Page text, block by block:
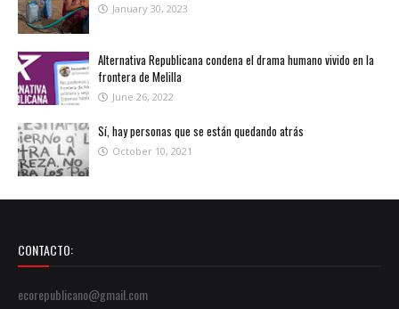
January 30, 2023
Alternativa Republicana condena el drama humano vivido en la
frontera de Melilla
June 26, 2022
Sí, hay personas que se están quedando atrás
October 10, 2021
CONTACTO:
ecorepublicano@gmail.com